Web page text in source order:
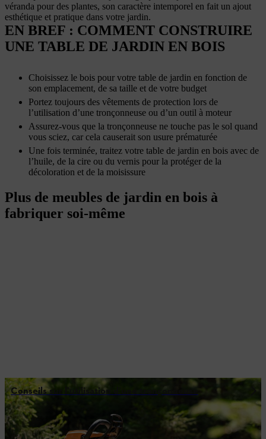
véranda pour des plantes, son caractère intemporel en fait un ajout
esthétique et pratique dans votre jardin.
EN BREF : COMMENT CONSTRUIRE
UNE TABLE DE JARDIN EN BOIS
Choisissez le bois pour votre table de jardin en fonction de
son emplacement, de sa taille et de votre budget
Portez toujours des vêtements de protection lors de
l’utilisation d’une tronçonneuse ou d’un outil à moteur
Assurez-vous que la tronçonneuse ne touche pas le sol quand
vous sciez, car cela causerait son usure prématurée
Une fois terminée, traitez votre table de jardin en bois avec de
l’huile, de la cire ou du vernis pour la protéger de la
décoloration et de la moisissure
Plus de meubles de jardin en bois à
fabriquer soi-même
Conseils sur l’utilisation d’une tronçonneuse